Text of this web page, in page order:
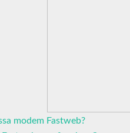
modem Fastweb?